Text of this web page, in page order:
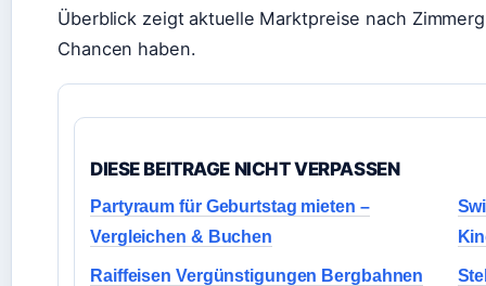
Überblick zeigt aktuelle Marktpreise nach
Chancen haben.
DIESE BEITRAGE NICHT VERPASSEN
Partyraum für Geburtstag mieten –
Vergleichen & Buchen
Raiffeisen Vergünstigungen Bergbahnen